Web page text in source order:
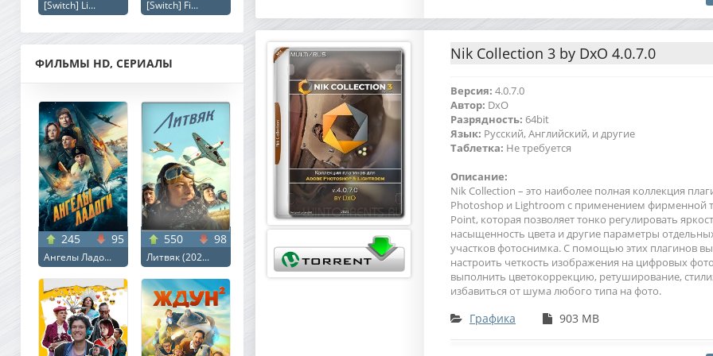
[Switch] Li... [Switch] Fi...
ФИЛЬМЫ HD, СЕРИАЛЫ
245 95
Ангелы Ладо...
550 98
Литвяк (202...
Nik Collection 3 by DxO 4.0.7.0
Версия: 4.0.7.0
Автор: DxO
Разрядность: 64bit
Язык: Русский, Английский, и другие
Таблетка: Не требуется
Описание:
Nik Collection – это наиболее полная коллекция
Photoshop и Lightroom с применением фирменной
Point, которая позволяет тонко регулировать
насыщенность цвета и другие параметры
участков фотоснимка. С помощью этих плагинов
настроить четкость изображения на цифровых
выполнить цветокоррекцию, ретуширование,
избавиться от шума любого типа на фото.
Графика 903 MB